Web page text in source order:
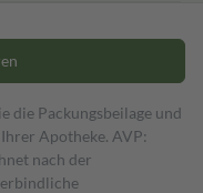
die Packungsbeilage und
Apotheke. AVP:
nach der